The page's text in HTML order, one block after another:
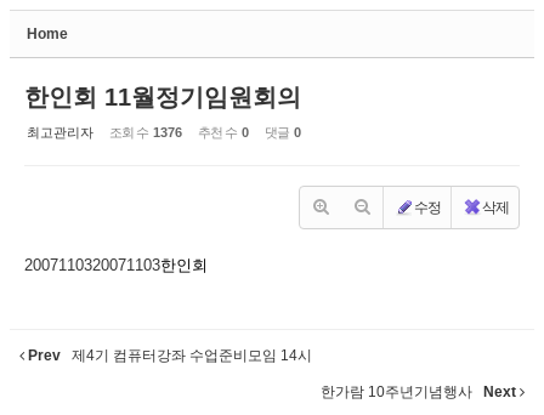
Home
한인회 11월정기임원회의
최고관리자 조회 수 1376 추천 수 0 댓글 0
수정 삭제
2007110320071103한인회
Prev 제4기 컴퓨터강좌 수업준비모임 14시
한가람 10주년기념행사 Next
Sketchbook5, 스케치북5
Sketchbook5, 스케치북5